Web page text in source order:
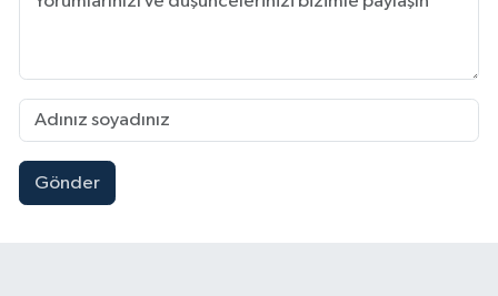
Gönder